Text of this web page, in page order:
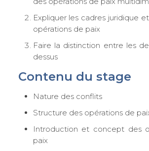
Expliquer les cadres juridique
opérations de paix
Faire la distinction entre les
dessus
Contenu du stage
Nature des conflits
Structure des opérations de
Introduction et concept des
paix